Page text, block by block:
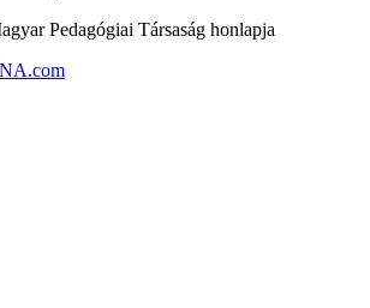
Pedagógiai Társaság honlapja